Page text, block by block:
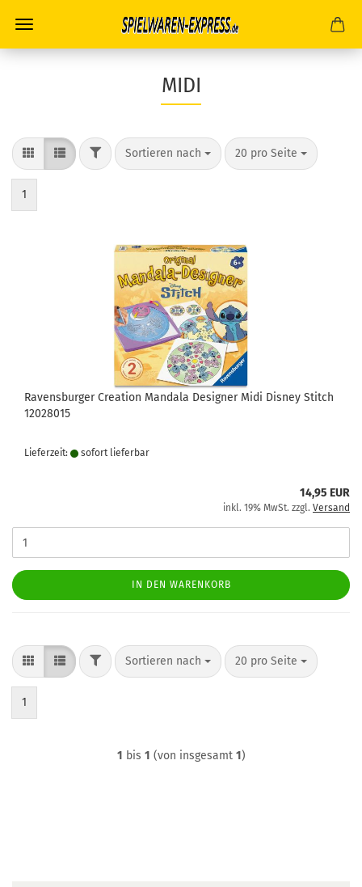
MIDI
FILTERSortieren nach
Sortieren nach 20 pro Seite
pro Seite
1
Ravensburger Creation Mandala Designer Midi Disney Stitch
12028015
Lieferzeit: sofort lie­fer­bar
14,95 EUR
inkl. 19% MwSt. zzgl. Versand
IN DEN WARENKORB
FILTERSortieren nach
Sortieren nach 20 pro Seite
pro Seite
1
1 bis 1 (von insgesamt 1)